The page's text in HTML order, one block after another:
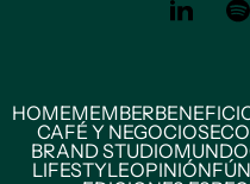
HOMEMEMBER
CAFÉ Y NEGOCIOS
BRAND STUDIOMUNDO
LIFESTYLEOPINIÓN